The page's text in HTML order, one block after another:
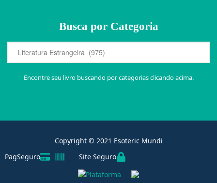
Busca por Categoria
Encontre seu livro buscando por categorias clicando acima.
Copyright © 2021 Esoteric Mundi
PagSeguro
Site Seguro